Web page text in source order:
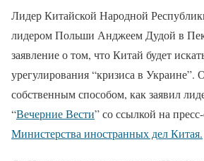
Лидер Китайской Народной
лидером Польши Анджеем Дудой в
заявление о том, что Китай будет
урегулирования “кризиса в Украине”.
собственным способом, как заявил
“Вечерние Вести” со ссылкой на
Министерства иностранных дел Китая.